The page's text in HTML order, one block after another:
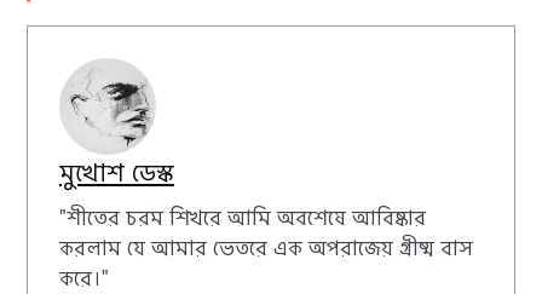
মুখোশ ডেস্ক
"শীতের চরম শিখরে আমি অবশেষে আবিষ্কার
করলাম যে আমার ভেতরে এক অপরাজেয় গ্রীষ্ম বাস
করে।"